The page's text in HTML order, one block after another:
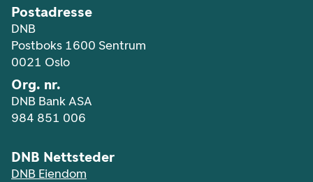
Postadresse
DNB
Postboks 1600 Sentrum
0021 Oslo
Org. nr.
DNB Bank ASA
984 851 006
DNB Nettsteder
DNB Eiendom